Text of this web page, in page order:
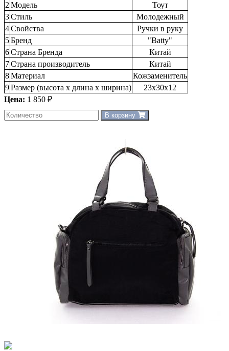
2 Модель
Тоут
3Стиль
Молодежный
4Свойства
Ручки в руку
5Бренд
"Batty"
6Страна Бренда
Китай
7Страна производитель
Китай
8Материал
Кожзаменитель
9Размер (высота х длина х ширина)
23x30x12
Цена: 1 850 ₽
В корзину